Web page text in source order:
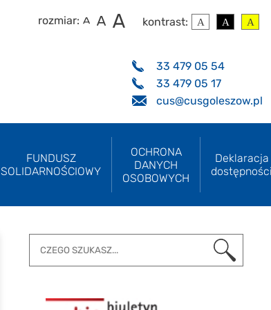
kontrast:
rozmiar:
33 479 05 54
33 479 05 17
cus@cusgoleszow.pl
FUNDUSZ
SOLIDARNOŚCIOWY
OCHRONA
DANYCH
OSOBOWYCH
Deklaracja